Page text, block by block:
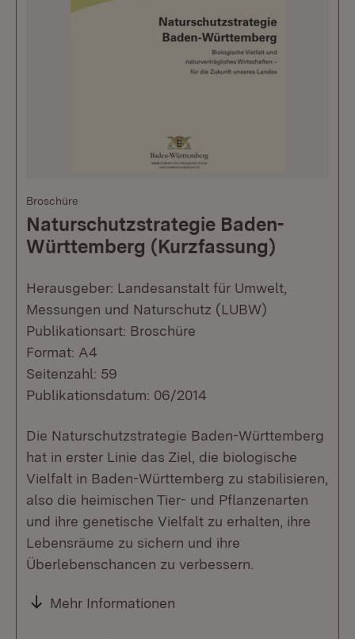
Broschüre
Naturschutzstrategie Baden-
Württemberg (Kurzfassung)
Herausgeber: Landesanstalt für Umwelt,
Messungen und Naturschutz (LUBW)
Publikationsart: Broschüre
Format: A4
Seitenzahl: 59
Publikationsdatum: 06/2014
Die Naturschutzstrategie Baden-Württemberg
hat in erster Linie das Ziel, die biologische
Vielfalt in Baden-Württemberg zu stabilisieren,
also die heimischen Tier- und Pflanzenarten
und ihre genetische Vielfalt zu erhalten, ihre
Lebensräume zu sichern und ihre
Überlebenschancen zu verbessern.
Mehr Informationen